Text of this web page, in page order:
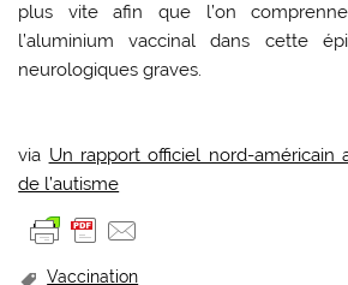
plus vite afin que l’on
l’aluminium vaccinal dans cette
neurologiques graves.
via Un rapport officiel nord-américain
de l’autisme
Vaccination